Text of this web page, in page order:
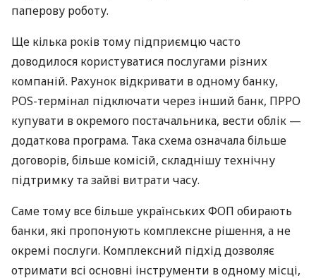
паперову роботу.
Ще кілька років тому підприємцю часто
доводилося користуватися послугами різних
компаній. Рахунок відкривати в одному банку,
POS-термінал підключати через інший банк, ПРРО
купувати в окремого постачальника, вести облік —
додаткова програма. Така схема означала більше
договорів, більше комісій, складнішу технічну
підтримку та зайві витрати часу.
Саме тому все більше українських ФОП обирають
банки, які пропонують комплексне рішення, а не
окремі послуги. Комплексний підхід дозволяє
отримати всі основні інструменти в одному місці,